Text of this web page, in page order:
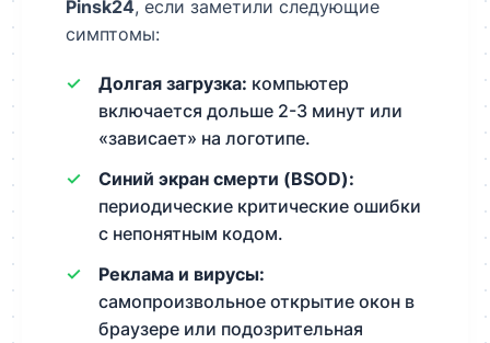
Pinsk24, если заметили следующие
симптомы:
Долгая загрузка: компьютер
включается дольше 2-3 минут или
«зависает» на логотипе.
Синий экран смерти (BSOD):
периодические критические ошибки
с непонятным кодом.
Реклама и вирусы:
самопроизвольное открытие окон в
браузере или подозрительная